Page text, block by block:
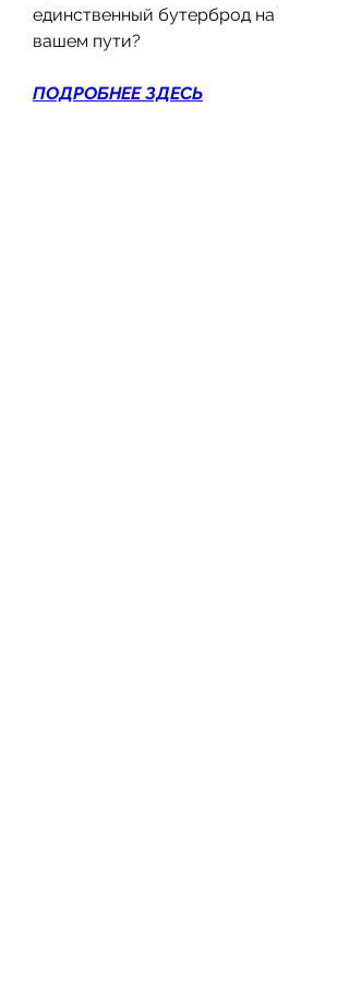
единственный бутерброд на
вашем пути?
ПОДРОБНЕЕ ЗДЕСЬ